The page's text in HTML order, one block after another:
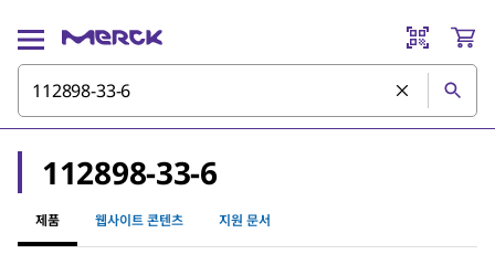
112898-33-6
제품 웹사이트 콘텐츠 지원 문서